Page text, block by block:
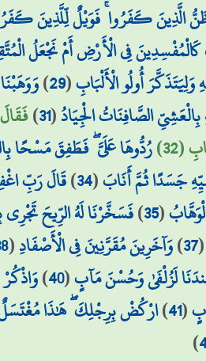
الَّذِينَ كَفَرُوا ۚ فَوَيْلٌ لِّلَّذِينَ
فِي الْأَرْضِ أَمْ نَجْعَلُ
وَلِيَتَذَكَّرَ أُولُو الْأَلْبَابِ(
29
)
الصَّافِنَاتُ الْجِيَادُ(
31
)
رُدُّوهَا عَلَيَّ ۖ فَطَفِقَ مَسْحًا
جَسَدًا ثُمَّ أَنَابَ(
34
)قَالَ رَبِّ
(
35
)فَسَخَّرْنَا لَهُ الرِّيحَ تَجْرِي
37
)وَآخَرِينَ مُقَرَّنِينَ فِي الْأَصْفَادِ(
لَزُلْفَىٰ وَحُسْنَ مَآبٍ(
40
)
(
41
)ارْكُضْ بِرِجْلِكَ ۖ هَٰذَا
)